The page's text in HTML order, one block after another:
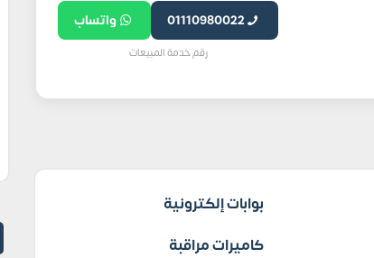
01110980022 واتساب
رقم خدمة المبيعات
بوابات إلكترونية
كاميرات مراقبة